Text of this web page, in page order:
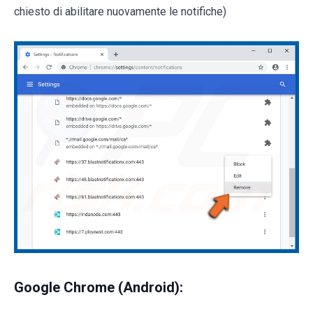
chiesto di abilitare nuovamente le notifiche)
Google Chrome (Android):